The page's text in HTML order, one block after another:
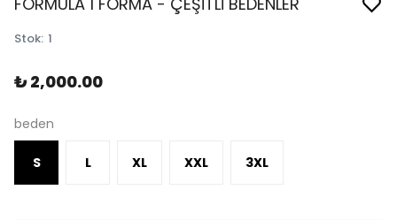
FORMULA 1 FORMA - ÇEŞİTLİ BEDENLER
Stok: 1
₺ 2,000.00
beden
S L XL XXL 3XL